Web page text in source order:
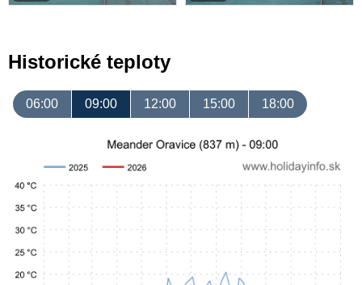
Historické teploty
06:00 09:00 12:00 15:00 18:00